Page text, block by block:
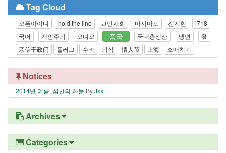
Tag Cloud
오픈아이디 hold the line 교민사회 마시마포 전지현
i718
국어
개인주의 오디오 중국 국내총생산 냉면
發
亲信干政门
플러그 수비 의식 情人节 上海 소매치기
Notices
2014년 여름, 심천의 하늘 ByJxx
Archives
Categories